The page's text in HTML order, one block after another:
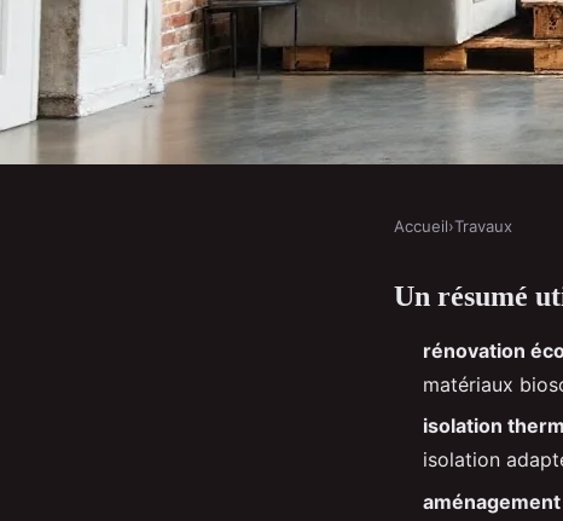
10 conseils pour
responsablement
Accueil›Travaux
Un résumé
rénovation
matériaux
isolation
isolation